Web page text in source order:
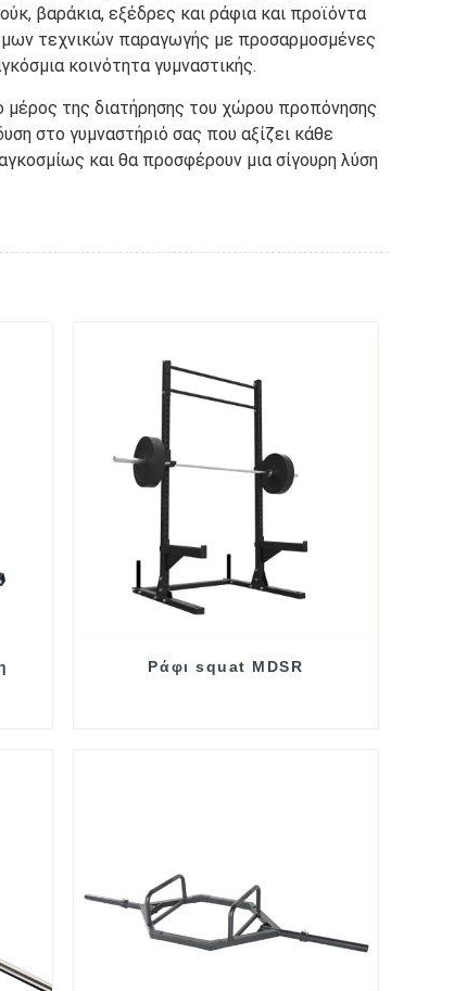
βαράκια, εξέδρες και ράφια και προϊόντα
τεχνικών παραγωγής με προσαρμοσμένες
κοινότητα γυμναστικής.
της διατήρησης του χώρου προπόνησης
στο γυμναστήριό σας που αξίζει κάθε
και θα προσφέρουν μια σίγουρη λύση
Ράφι squat MDSR